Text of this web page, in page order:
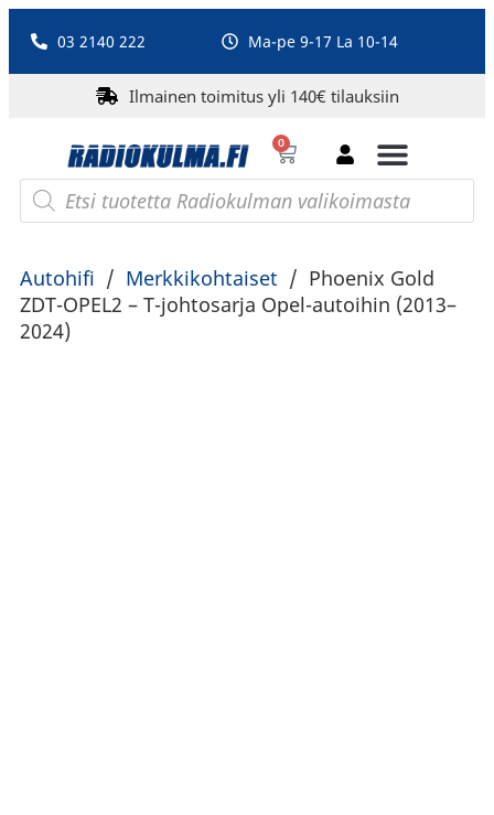
03 2140 222 Ma-pe 9-17 La 10-14
Ilmainen toimitus yli 140€ tilauksiin
0
Autohifi / Merkkikohtaiset / Phoenix Gold
ZDT-OPEL2 – T-johtosarja Opel-autoihin (2013–
2024)